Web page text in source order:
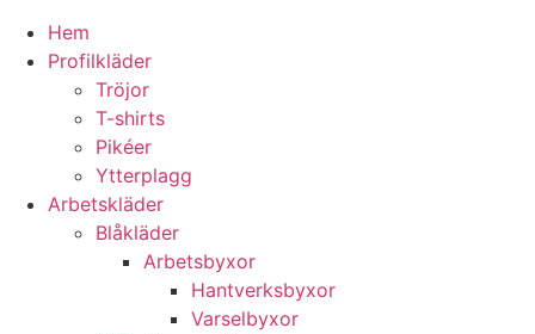
Hem
Profilkläder
Tröjor
T-shirts
Pikéer
Ytterplagg
Arbetskläder
Blåkläder
Arbetsbyxor
Hantverksbyxor
Varselbyxor